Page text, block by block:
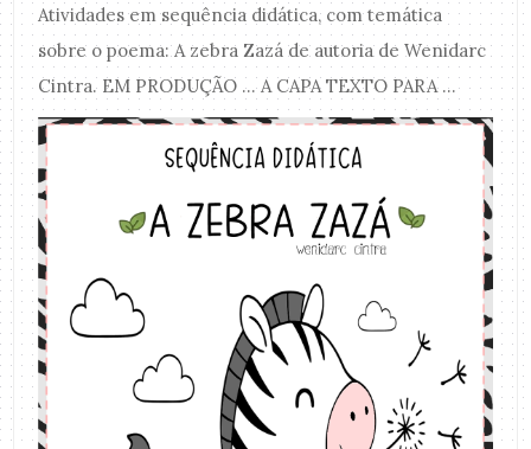
Atividades em sequência didática, com temática
sobre o poema: A zebra Zazá de autoria de Wenidarc
Cintra. EM PRODUÇÃO ... A CAPA TEXTO PARA ...